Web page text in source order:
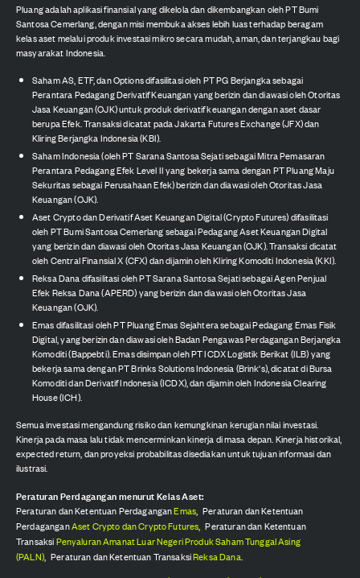
Pluang adalah aplikasi finansial yang dikelola dan dikembangkan oleh PT Bumi
Santosa Cemerlang, dengan misi membuka akses lebih luas terhadap beragam
kelas aset melalui produk investasi mikro secara mudah, aman, dan terjangkau bagi
masyarakat Indonesia.
Saham AS, ETF, dan Options difasilitasi oleh PT PG Berjangka sebagai
Perantara Pedagang Derivatif Keuangan yang berizin dan diawasi oleh Otoritas
Jasa Keuangan (OJK) untuk produk derivatif keuangan dengan aset dasar
berupa Efek. Transaksi dicatat pada Jakarta Futures Exchange (JFX) dan
Kliring Berjangka Indonesia (KBI).
Saham Indonesia (oleh PT Sarana Santosa Sejati sebagai Mitra Pemasaran
Perantara Pedagang Efek Level II yang bekerja sama dengan PT Pluang Maju
Sekuritas sebagai Perusahaan Efek) berizin dan diawasi oleh Otoritas Jasa
Keuangan (OJK).
Aset Crypto dan Derivatif Aset Keuangan Digital (Crypto Futures) difasilitasi
oleh PT Bumi Santosa Cemerlang sebagai Pedagang Aset Keuangan Digital
yang berizin dan diawasi oleh Otoritas Jasa Keuangan (OJK). Transaksi dicatat
oleh Central Finansial X (CFX) dan dijamin oleh Kliring Komoditi Indonesia (KKI).
Reksa Dana difasilitasi oleh PT Sarana Santosa Sejati sebagai Agen Penjual
Efek Reksa Dana (APERD) yang berizin dan diawasi oleh Otoritas Jasa
Keuangan (OJK).
Emas difasilitasi oleh PT Pluang Emas Sejahtera sebagai Pedagang Emas Fisik
Digital, yang berizin dan diawasi oleh Badan Pengawas Perdagangan Berjangka
Komoditi (Bappebti). Emas disimpan oleh PT ICDX Logistik Berikat (ILB) yang
bekerja sama dengan PT Brinks Solutions Indonesia (Brink's), dicatat di Bursa
Komoditi dan Derivatif Indonesia (ICDX), dan dijamin oleh Indonesia Clearing
House (ICH).
Semua investasi mengandung risiko dan kemungkinan kerugian nilai investasi.
Kinerja pada masa lalu tidak mencerminkan kinerja di masa depan. Kinerja historikal,
expected return, dan proyeksi probabilitas disediakan untuk tujuan informasi dan
ilustrasi.
Peraturan Perdagangan menurut Kelas Aset:
Peraturan dan Ketentuan PerdaganganEmas, Peraturan dan Ketentuan
PerdaganganAset Crypto dan Crypto Futures, Peraturan dan Ketentuan
TransaksiPenyaluran Amanat Luar Negeri Produk Saham Tunggal Asing
(PALN), Peraturan dan Ketentuan TransaksiReksa Dana.